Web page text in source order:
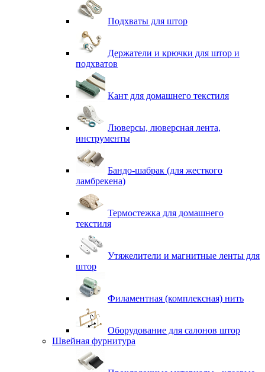
Подхваты для штор
Держатели и крючки для штор и
подхватов
Кант для домашнего текстиля
Люверсы, люверсная лента,
инструменты
Бандо-шабрак (для жесткого
ламбрекена)
Термостежка для домашнего
текстиля
Утяжелители и магнитные ленты для
штор
Филаментная (комплексная) нить
Оборудование для салонов штор
Швейная фурнитура